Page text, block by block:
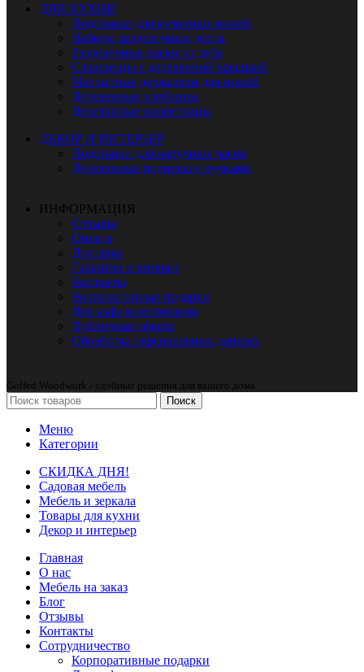
ДЛЯ КУХНИ
Подставки для кухонных ножей
Наборы разделочных досок
Разделочные доски из дуба
Сахарницы с деревянной крышкой
Магнитные держатели для ножей
Деревянные хлебницы
Деревянные салфетницы
ДЕКОР И ИНТЕРЬЕР
Подставки для наручных часов
Деревянные подносы с ручками
ИНФОРМАЦИЯ
Отзывы
Оплата
Доставка
Гарантия и возврат
Контакты
Корпоративные подарки
Для кафе и ресторанов
Публичная оферта
Обработка персональных данных
Golfed Woodwork - удобные решения для вашего дома
Поиск
Меню
Категории
СКИДКА ДНЯ!
Садовая мебель
Мебель и зеркала
Товары для кухни
Декор и интерьер
Главная
О нас
Мебель на заказ
Блог
Отзывы
Контакты
Сотрудничество
Корпоративные подарки